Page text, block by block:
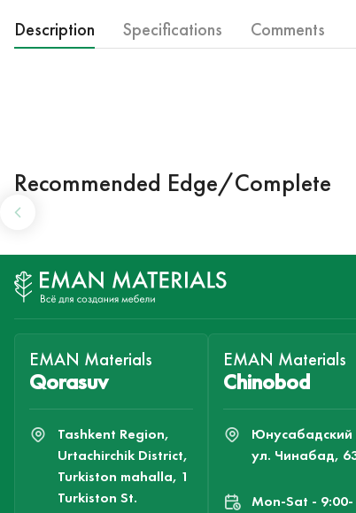
Description Specifications Comments
Recommended Edge/Complete
EMAN Materials
Qorasuv
Tashkent Region,
Urtachirchik District,
Turkiston mahalla, 1
Turkiston St.
EMAN Materials
Chinobod
Юнусабадский
ул. Чинабад,
Mon-Sat - 9:00-